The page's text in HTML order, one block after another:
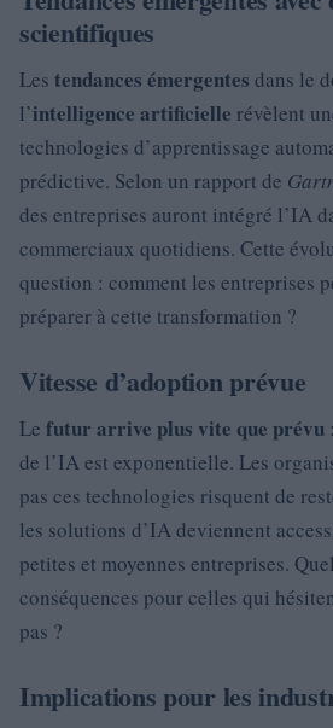
scientifiques
Les tendances émergentes dans le
l’intelligence artificielle révèlent
technologies d’apprentissage
prédictive. Selon un rapport de
des entreprises auront intégré l’IA
commerciaux quotidiens. Cette
question : comment les entreprises
préparer à cette transformation ?
Vitesse d’adoption prévue
Le futur arrive plus vite que prévu
de l’IA est exponentielle. Les
pas ces technologies risquent de
les solutions d’IA deviennent
petites et moyennes entreprises.
conséquences pour celles qui
pas ?
Implications pour les